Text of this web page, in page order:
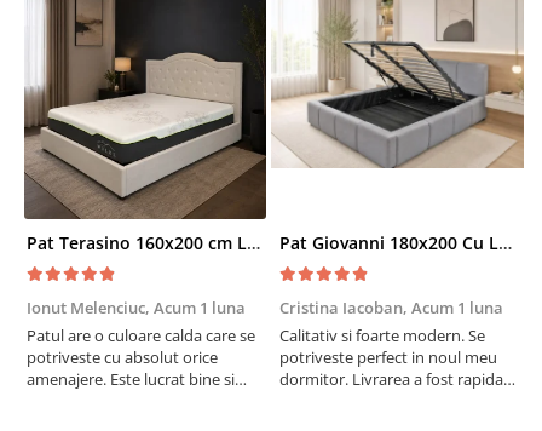
Pat Terasino 160x200 cm Lada Depozitare Tapitat Stofa Bej Somiera Inclusa
Ionut Melenciuc, Acum 1 luna
Patul are o culoare calda care se
potriveste cu absolut orice
amenajere. Este lucrat bine si
Pat Giovanni 180x200 Cu Lada De Depozitare Tapitat Catifea Gri Somiera Inclusa
Cristina Iacoban, Acum 1 luna
Calitativ si foarte modern. Se
potriveste perfect in noul meu
dormitor. Livrarea a fost rapida